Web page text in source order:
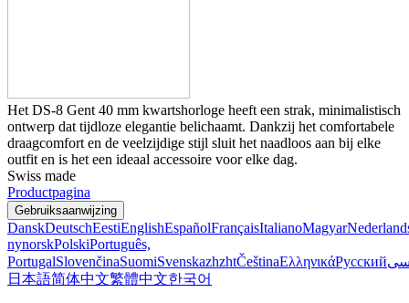
Het DS-8 Gent 40 mm kwartshorloge heeft een strak, minimalistisch
ontwerp dat tijdloze elegantie belichaamt. Dankzij het comfortabele
draagcomfort en de veelzijdige stijl sluit het naadloos aan bij elke
outfit en is het een ideaal accessoire voor elke dag.
Swiss made
Productpagina
Gebruiksaanwijzing
DanskDeutschEestiEnglishEspañolFrançaisItalianoMagyar
nynorskPolskiPortuguês,
PortugalSlovenčinaSuomiSvenskazhzhtČeštinaΕλληνικάРусский
日本語简体中文繁體中文한국어